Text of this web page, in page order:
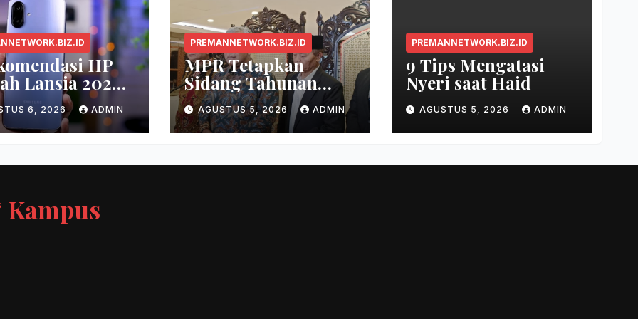
HP
Lansia 2026
Lebar, Menu
dan Baterai
6, 2026 ADMIN
PREMANNETWORK.BIZ.ID
MPR Tetapkan
Sidang Tahunan
Digelar 14 Agustus
2026
AGUSTUS 5, 2026 ADMIN
PREMANNETWORK.BIZ.ID
9 Tips Mengatasi
Nyeri saat Haid
AGUSTUS 5, 2026 ADMIN